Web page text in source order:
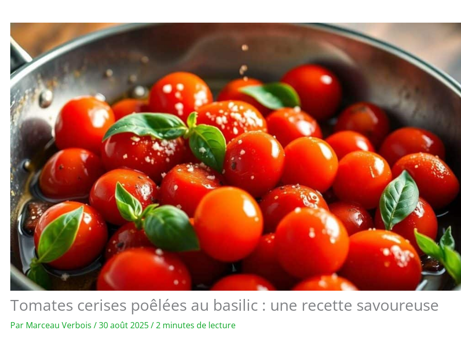
Tomates cerises poêlées au basilic : une recette savoureuse
Par Marceau Verbois /30 août 2025/2 minutes de lecture